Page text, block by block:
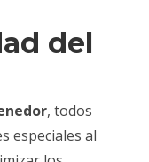
del
, todos
especiales al